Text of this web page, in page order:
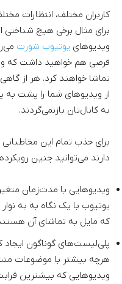
کاربران مختلف، انتظارات
برای مثال برخی هیچ شناختی
ویدیوهای یوتیوب شورت
تماشا خواهند کرد. هر از
از ویدیوهای شما را پشت
به کانال‌تان بازنمی‌گردند.
برای جذب تمام این مخاطبانی
دارند می‌توانید چنین
ویدیوهایی با مدت‌زمان
یوتیوب با یک نگاه به به
که مایل به تماشای آن
پلی‌لیست‌های گوناگون ایجاد
هرچه بیشتر با موضوعات
ویدیوهایی که بیشترین